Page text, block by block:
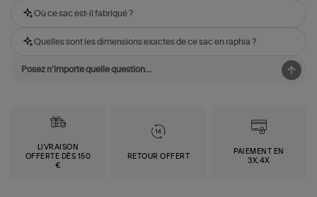
Où ce sac est-il fabriqué ?
Quelles sont les dimensions exactes de ce sac en raphia ?
LIVRAISON
OFFERTE DÈS 150
€
RETOUR OFFERT
PAIEMENT EN
3X,4X